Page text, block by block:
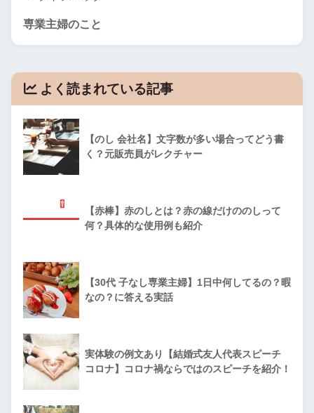
専業主婦のこと
よく読まれている記事
【のし 会社名】文字数が多い場合ってどう書
く？元販売員がレクチャー
【赤棒】赤のしとは？赤の線だけののしって
何？具体的な使用例も紹介
【30代 子なし専業主婦】1日中何してるの？暇
なの？に答える実話
実体験の例文あり【結婚式友人代表スピーチ
コロナ】コロナ禍ならではのスピーチを紹介！